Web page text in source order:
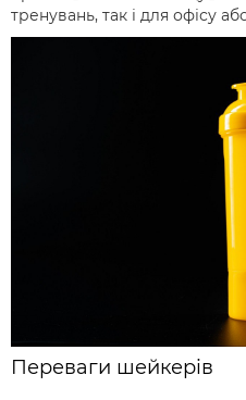
тренувань, так і для офісу
Переваги шейкерів